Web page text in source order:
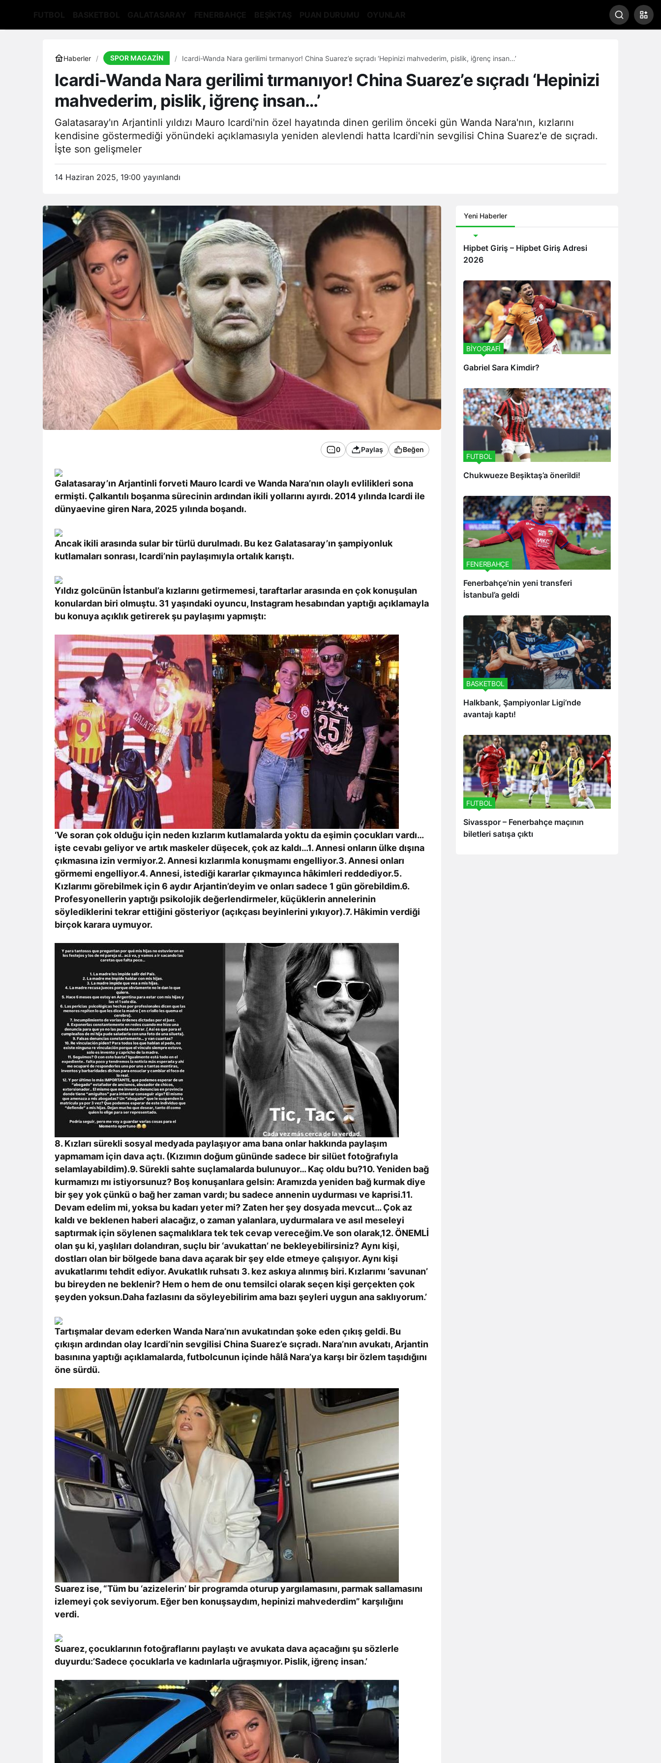
Haberler SPOR MAGAZİN Icardi-Wanda Nara gerilimi tırmanıyor! China Suarez’e sıçradı ‘Hepinizi mahvederim, pislik, iğrenç insan…’
Icardi-Wanda Nara gerilimi tırmanıyor! China Suarez’e sıçradı ‘Hepinizi
mahvederim, pislik, iğrenç insan…’
Galatasaray'ın Arjantinli yıldızı Mauro Icardi'nin özel hayatında dinen gerilim önceki gün Wanda Nara'nın, kızlarını
kendisine göstermediği yönündeki açıklamasıyla yeniden alevlendi hatta Icardi'nin sevgilisi China Suarez'e de sıçradı.
İşte son gelişmeler
14 Haziran 2025, 19:00 yayınlandı
0 Paylaş Beğen
Galatasaray’ın Arjantinli forveti Mauro Icardi ve Wanda Nara’nın olaylı evlilikleri sona
ermişti. Çalkantılı boşanma sürecinin ardından ikili yollarını ayırdı. 2014 yılında Icardi ile
dünyaevine giren Nara, 2025 yılında boşandı.
Ancak ikili arasında sular bir türlü durulmadı. Bu kez Galatasaray’ın şampiyonluk
kutlamaları sonrası, Icardi’nin paylaşımıyla ortalık karıştı.
Yıldız golcünün İstanbul’a kızlarını getirmemesi, taraftarlar arasında en çok konuşulan
konulardan biri olmuştu. 31 yaşındaki oyuncu, Instagram hesabından yaptığı açıklamayla
bu konuya açıklık getirerek şu paylaşımı yapmıştı:
‘Ve soran çok olduğu için neden kızlarım kutlamalarda yoktu da eşimin çocukları vardı…
işte cevabı geliyor ve artık maskeler düşecek, çok az kaldı…1. Annesi onların ülke dışına
çıkmasına izin vermiyor.2. Annesi kızlarımla konuşmamı engelliyor.3. Annesi onları
görmemi engelliyor.4. Annesi, istediği kararlar çıkmayınca hâkimleri reddediyor.5.
Kızlarımı görebilmek için 6 aydır Arjantin’deyim ve onları sadece 1 gün görebildim.6.
Profesyonellerin yaptığı psikolojik değerlendirmeler, küçüklerin annelerinin
söylediklerini tekrar ettiğini gösteriyor (açıkçası beyinlerini yıkıyor).7. Hâkimin verdiği
birçok karara uymuyor.
8. Kızları sürekli sosyal medyada paylaşıyor ama bana onlar hakkında paylaşım
yapmamam için dava açtı. (Kızımın doğum gününde sadece bir silüet fotoğrafıyla
selamlayabildim).9. Sürekli sahte suçlamalarda bulunuyor… Kaç oldu bu?10. Yeniden bağ
kurmamızı mı istiyorsunuz? Boş konuşanlara gelsin: Aramızda yeniden bağ kurmak diye
bir şey yok çünkü o bağ her zaman vardı; bu sadece annenin uydurması ve kaprisi.11.
Devam edelim mi, yoksa bu kadarı yeter mi? Zaten her şey dosyada mevcut… Çok az
kaldı ve beklenen haberi alacağız, o zaman yalanlara, uydurmalara ve asıl meseleyi
saptırmak için söylenen saçmalıklara tek tek cevap vereceğim.Ve son olarak,12. ÖNEMLİ
olan şu ki, yaşlıları dolandıran, suçlu bir ‘avukattan’ ne bekleyebilirsiniz? Aynı kişi,
dostları olan bir bölgede bana dava açarak bir şey elde etmeye çalışıyor. Aynı kişi
avukatlarımı tehdit ediyor. Avukatlık ruhsatı 3. kez askıya alınmış biri. Kızlarımı ‘savunan’
bu bireyden ne beklenir? Hem o hem de onu temsilci olarak seçen kişi gerçekten çok
şeyden yoksun.Daha fazlasını da söyleyebilirim ama bazı şeyleri uygun ana saklıyorum.’
Tartışmalar devam ederken Wanda Nara’nın avukatından şoke eden çıkış geldi. Bu
çıkışın ardından olay Icardi’nin sevgilisi China Suarez’e sıçradı. Nara’nın avukatı, Arjantin
basınına yaptığı açıklamalarda, futbolcunun içinde hâlâ Nara’ya karşı bir özlem taşıdığını
öne sürdü.
Suarez ise, “Tüm bu ‘azizelerin’ bir programda oturup yargılamasını, parmak sallamasını
izlemeyi çok seviyorum. Eğer ben konuşsaydım, hepinizi mahvederdim” karşılığını
verdi.
Suarez, çocuklarının fotoğraflarını paylaştı ve avukata dava açacağını şu sözlerle
duyurdu:’Sadece çocuklarla ve kadınlarla uğraşmıyor. Pislik, iğrenç insan.’
Yeni Haberler
Bonus
Hipbet Giriş – Hipbet Giriş Adresi
2026
BİYOGRAFİ
Gabriel Sara Kimdir?
FUTBOL
Chukwueze Beşiktaş’a önerildi!
FENERBAHÇE
Fenerbahçe’nin yeni transferi
İstanbul’a geldi
BASKETBOL
Halkbank, Şampiyonlar Ligi’nde
avantajı kaptı!
FUTBOL
Sivasspor – Fenerbahçe maçının
biletleri satışa çıktı